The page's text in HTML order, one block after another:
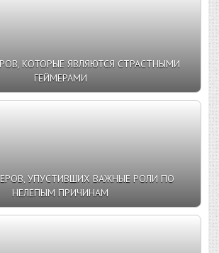
КОТОРЫЕ ЯВЛЯЮТСЯ СТРАСТНЫМИ
ГЕЙМЕРАМИ
УПУСТИВШИХ ВАЖНЫЕ РОЛИ ПО
НЕЛЕПЫМ ПРИЧИНАМ